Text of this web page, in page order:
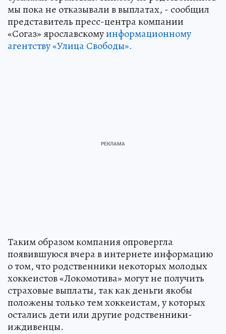
мы пока не отказывали в выплатах, - сообщил
представитель пресс-центра компании
«Согаз» ярославскомуинформационному
агентству «Улица Свободы».
Таким образом компания опровергла
появившуюся вчера в интернете информацию
о том, что родственники некоторых молодых
хоккеистов «Локомотива» могут не получить
страховые выплаты, так как деньги якобы
положены только тем хоккеистам, у которых
остались дети или другие родственники-
иждивенцы.